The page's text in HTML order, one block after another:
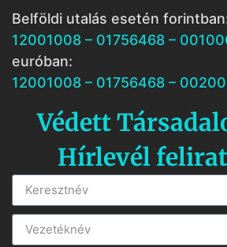
Belföldi utalás esetén
12001008 – 01756468 –
euróban:
12001008 – 01756468 –
Védett
Hírlevél